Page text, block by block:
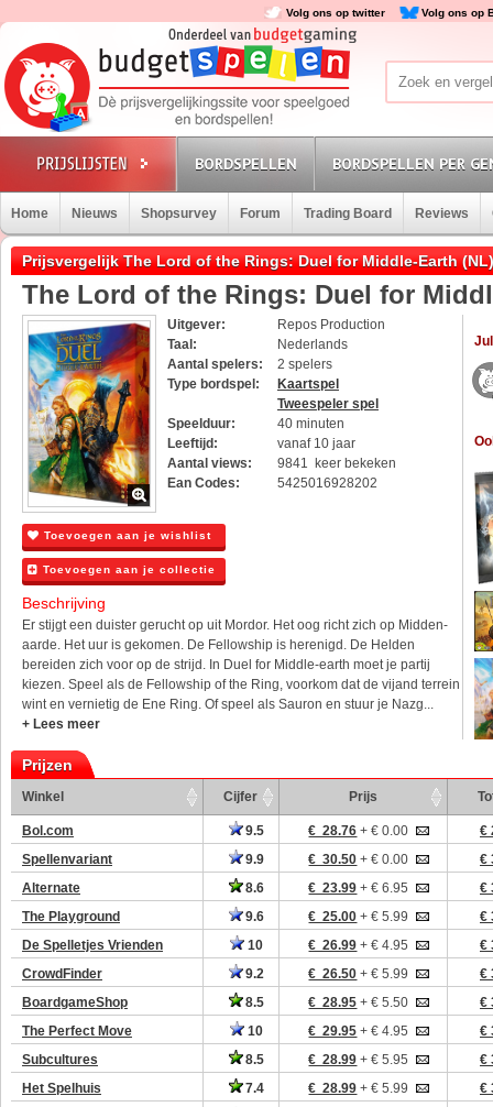
Volg ons op twitter Volg ons op
BORDSPELLEN BORDSPELLEN PER
Home Nieuws Shopsurvey Forum Trading Board Reviews
Prijsvergelijk The Lord of the Rings: Duel for Middle-Earth (NL)
The Lord of the Rings: Duel for
Uitgever:
Repos Production
Taal:
Nederlands
Aantal spelers:
2 spelers
Type bordspel:
Kaartspel
Tweespeler spel
Speelduur:
40 minuten
Leeftijd:
vanaf 10 jaar
Aantal views:
9841 keer bekeken
Ean Codes:
5425016928202
Toevoegen aan je wishlist
Toevoegen aan je collectie
Beschrijving
Er stijgt een duister gerucht op uit Mordor. Het oog richt zich op Midden-
aarde. Het uur is gekomen. De Fellowship is herenigd. De Helden
bereiden zich voor op de strijd. In Duel for Middle-earth moet je partij
kiezen. Speel als de Fellowship of the Ring, voorkom dat de vijand terrein
wint en vernietig de Ene Ring. Of speel als Sauron en stuur je Nazg...
+ Lees meer
Prijzen
Winkel Cijfer Prijs
Bol.com 9.5 € 28.76 + € 0.00
€
Spellenvariant
9.9 € 30.50 + € 0.00
€
Alternate
8.6 € 23.99 + € 6.95
€
The Playground
9.6 € 25.00 + € 5.99
€
De Spelletjes Vrienden
10 € 26.99 + € 4.95
€
CrowdFinder
9.2 € 26.50 + € 5.99
€
BoardgameShop
8.5 € 28.95 + € 5.50
€
The Perfect Move
10 € 29.95 + € 4.95
€
Subcultures
8.5 € 28.99 + € 5.95
€
Het Spelhuis
7.4 € 28.99 + € 5.99
€